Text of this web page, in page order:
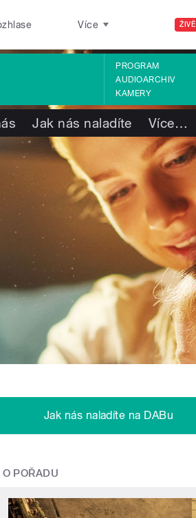
ŽIVĚ
Více
PROGRAM
AUDIOARCHIV
KAMERY
Jak nás naladíte Více…
Jak nás naladíte na DABu
O POŘADU